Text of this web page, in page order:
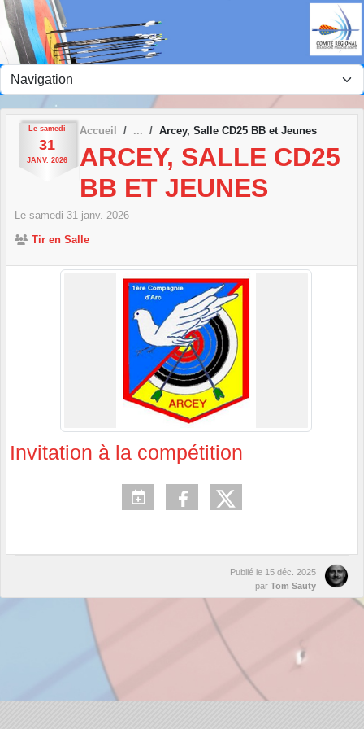
Le samedi
31
JANV. 2026
Accueil Arcey, Salle CD25 BB et Jeunes
ARCEY, SALLE CD25
BB ET JEUNES
Le samedi 31 janv. 2026
Tir en Salle
Invitation à la compétition
Publié le 15 déc. 2025
par Tom Sauty
Panneau de gestion des cookies